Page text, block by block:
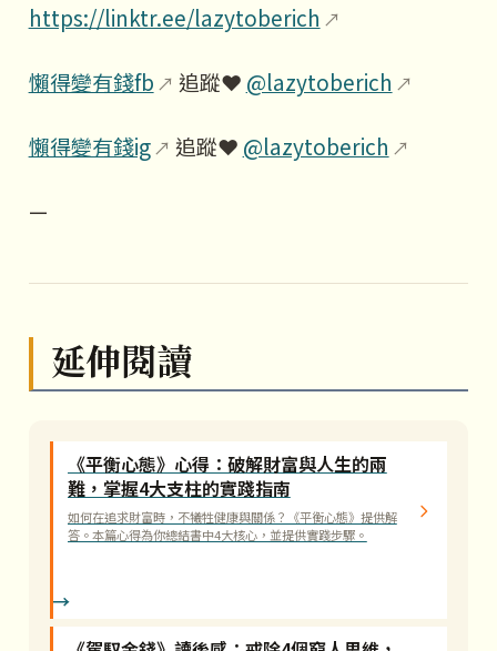
https://linktr.ee/lazytoberich
懶得變有錢fb 追蹤❤️ @lazytoberich
懶得變有錢ig 追蹤❤️ @lazytoberich
—
延伸閱讀
《平衡心態》心得：破解財富與人生的兩
難，掌握4大支柱的實踐指南
如何在追求財富時，不犧牲健康與關係？《平衡心態》提供解
答。本篇心得為你總結書中4大核心，並提供實踐步驟。